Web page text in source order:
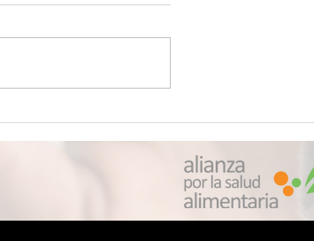
descubren que su
empaquetado de alimentos le
está envenenando con
partículas de plástico
microscópicas